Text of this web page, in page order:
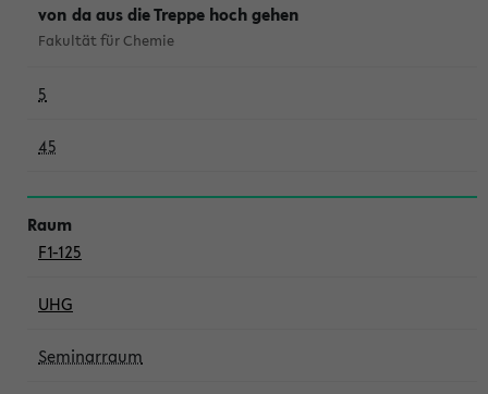
von da aus die Treppe hoch gehen
Fakultät für Chemie
5
45
F1-125
UHG
Seminarraum